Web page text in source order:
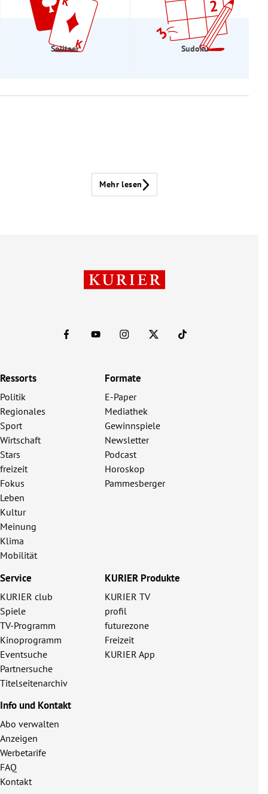
Solitaer Sudoku
Mehr lesen
Ressorts
Politik
Regionales
Sport
Wirtschaft
Stars
freizeit
Fokus
Leben
Kultur
Meinung
Klima
Mobilität
Formate
E-Paper
Mediathek
Gewinnspiele
Newsletter
Podcast
Horoskop
Pammesberger
Service
KURIER club
Spiele
TV-Programm
Kinoprogramm
Eventsuche
Partnersuche
Titelseitenarchiv
KURIER Produkte
KURIER TV
profil
futurezone
Freizeit
KURIER App
Info und Kontakt
Abo verwalten
Anzeigen
Werbetarife
FAQ
Kontakt